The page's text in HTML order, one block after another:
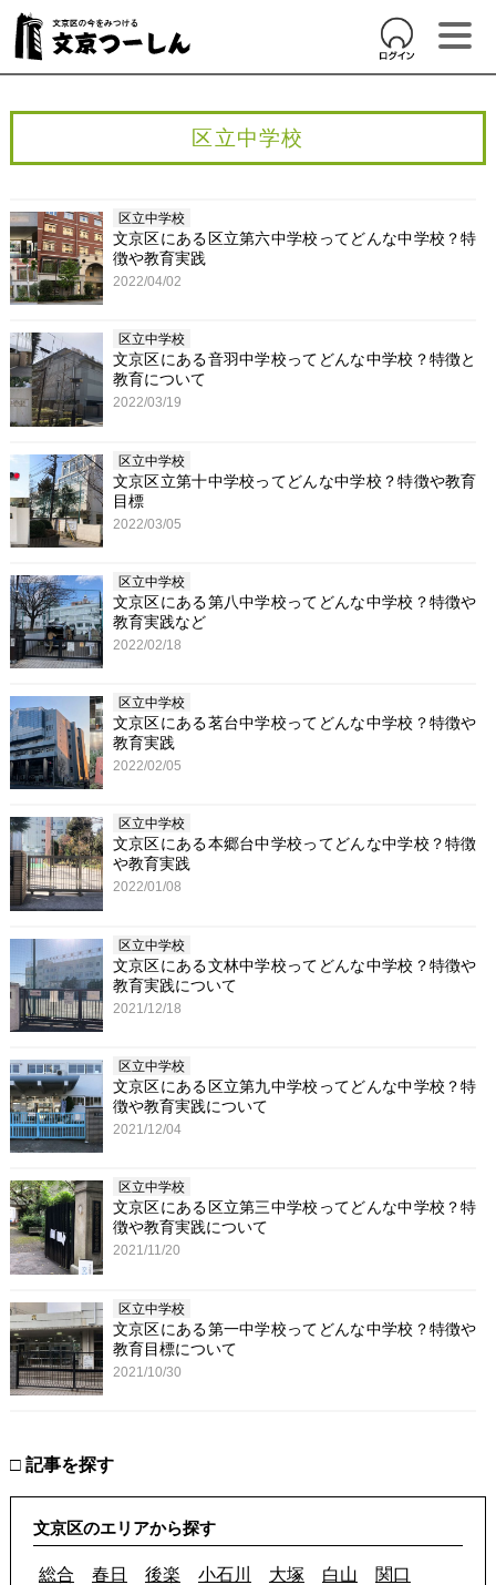
区立中学校
区立中学校
文京区にある区立第六中学校ってどんな中学校？特
徴や教育実践
2022/04/02
区立中学校
文京区にある音羽中学校ってどんな中学校？特徴と
教育について
2022/03/19
区立中学校
文京区立第十中学校ってどんな中学校？特徴や教育
目標
2022/03/05
区立中学校
文京区にある第八中学校ってどんな中学校？特徴や
教育実践など
2022/02/18
区立中学校
文京区にある茗台中学校ってどんな中学校？特徴や
教育実践
2022/02/05
区立中学校
文京区にある本郷台中学校ってどんな中学校？特徴
や教育実践
2022/01/08
区立中学校
文京区にある文林中学校ってどんな中学校？特徴や
教育実践について
2021/12/18
区立中学校
文京区にある区立第九中学校ってどんな中学校？特
徴や教育実践について
2021/12/04
区立中学校
文京区にある区立第三中学校ってどんな中学校？特
徴や教育実践について
2021/11/20
区立中学校
文京区にある第一中学校ってどんな中学校？特徴や
教育目標について
2021/10/30
□ 記事を探す
文京区のエリアから探す
総合 春日 後楽 小石川 大塚 白山
関口